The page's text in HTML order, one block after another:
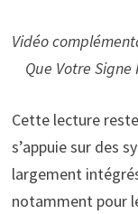
Vidéo
Que Votre Signe
Cette lecture
s’appuie sur des
largement
notamment pour